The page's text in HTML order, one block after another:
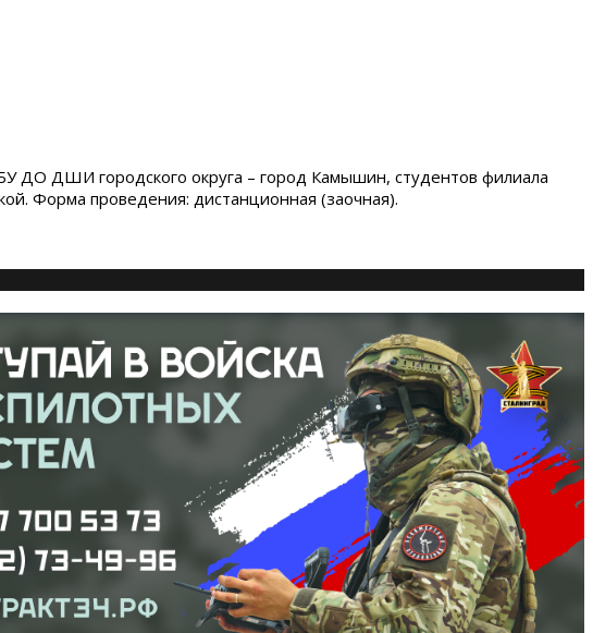
ДО ДШИ городского округа – город Камышин, студентов филиала
Форма проведения: дистанционная (заочная).